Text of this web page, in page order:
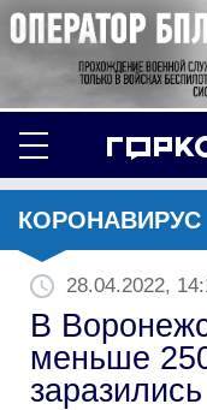
КОРОНАВИРУС
28.04.2022,
В
меньше